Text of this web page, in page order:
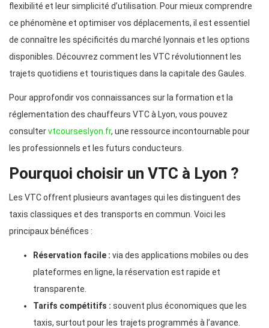
flexibilité et leur simplicité d’utilisation. Pour mieux comprendre
ce phénomène et optimiser vos déplacements, il est essentiel
de connaître les spécificités du marché lyonnais et les options
disponibles. Découvrez comment les VTC révolutionnent les
trajets quotidiens et touristiques dans la capitale des Gaules.
Pour approfondir vos connaissances sur la formation et la
réglementation des chauffeurs VTC à Lyon, vous pouvez
consultervtcourseslyon.fr, une ressource incontournable pour
les professionnels et les futurs conducteurs.
Pourquoi choisir un VTC à Lyon ?
Les VTC offrent plusieurs avantages qui les distinguent des
taxis classiques et des transports en commun. Voici les
principaux bénéfices :
Réservation facile : via des applications mobiles ou des
plateformes en ligne, la réservation est rapide et
transparente.
Tarifs compétitifs : souvent plus économiques que les
taxis, surtout pour les trajets programmés à l’avance.